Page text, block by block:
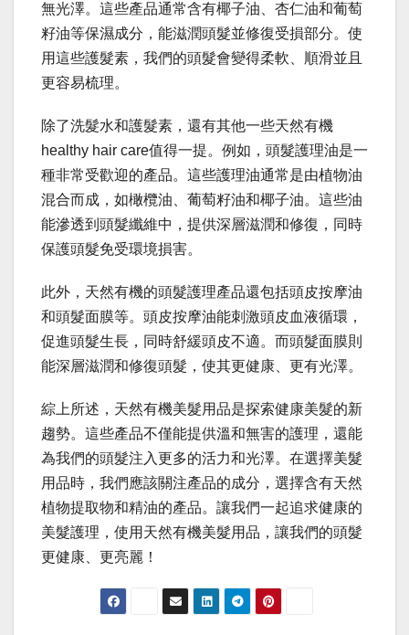
無光澤。這些產品通常含有椰子油、杏仁油和葡萄
籽油等保濕成分，能滋潤頭髮並修復受損部分。使
用這些護髮素，我們的頭髮會變得柔軟、順滑並且
更容易梳理。
除了洗髮水和護髮素，還有其他一些天然有機
healthy hair care值得一提。例如，頭髮護理油是一
種非常受歡迎的產品。這些護理油通常是由植物油
混合而成，如橄欖油、葡萄籽油和椰子油。這些油
能滲透到頭髮纖維中，提供深層滋潤和修復，同時
保護頭髮免受環境損害。
此外，天然有機的頭髮護理產品還包括頭皮按摩油
和頭髮面膜等。頭皮按摩油能刺激頭皮血液循環，
促進頭髮生長，同時舒緩頭皮不適。而頭髮面膜則
能深層滋潤和修復頭髮，使其更健康、更有光澤。
綜上所述，天然有機美髮用品是探索健康美髮的新
趨勢。這些產品不僅能提供溫和無害的護理，還能
為我們的頭髮注入更多的活力和光澤。在選擇美髮
用品時，我們應該關注產品的成分，選擇含有天然
植物提取物和精油的產品。讓我們一起追求健康的
美髮護理，使用天然有機美髮用品，讓我們的頭髮
更健康、更亮麗！